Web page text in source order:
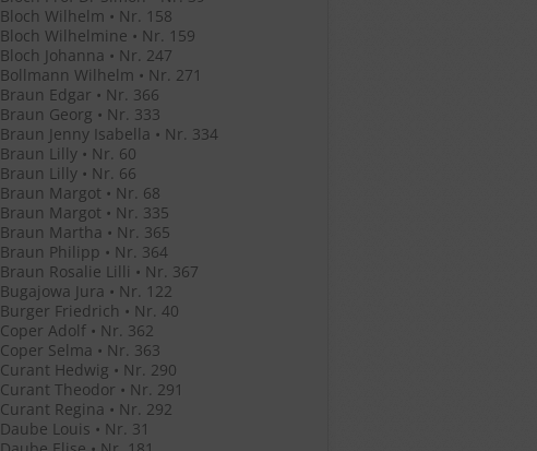
Bloch Wilhelm • Nr. 158
Bloch Wilhelmine • Nr. 159
Bloch Johanna • Nr. 247
Bollmann Wilhelm • Nr. 271
Braun Edgar • Nr. 366
Braun Georg • Nr. 333
Braun Jenny Isabella • Nr. 334
Braun Lilly • Nr. 60
Braun Lilly • Nr. 66
Braun Margot • Nr. 68
Braun Margot • Nr. 335
Braun Martha • Nr. 365
Braun Philipp • Nr. 364
Braun Rosalie Lilli • Nr. 367
Bugajowa Jura • Nr. 122
Burger Friedrich • Nr. 40
Coper Adolf • Nr. 362
Coper Selma • Nr. 363
Curant Hedwig • Nr. 290
Curant Theodor • Nr. 291
Curant Regina • Nr. 292
Daube Louis • Nr. 31